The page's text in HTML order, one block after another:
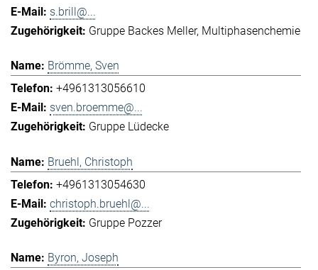
s.brill@...
Gruppe Backes Meller Multiphasenchemie
Brömme, Sven
+4961313056610
sven.broemme@...
Gruppe Lüdecke
Bruehl, Christoph
+4961313054630
christoph.bruehl@...
Gruppe Pozzer
Byron, Joseph